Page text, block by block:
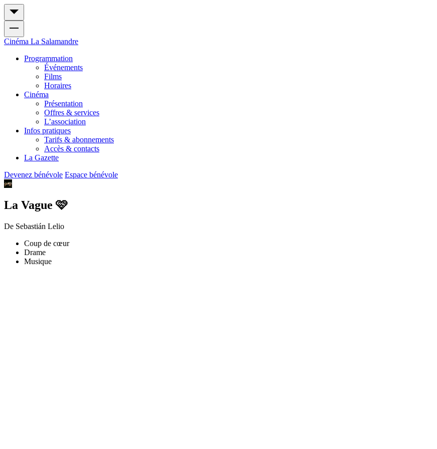
Cinéma La Salamandre
Programmation
Événements
Films
Horaires
Cinéma
Présentation
Offres & services
L’association
Infos pratiques
Tarifs & abonnements
Accès & contacts
La Gazette
Devenez bénévole Espace bénévole
La Vague 🩷
De Sebastián Lelio
Coup de cœur
Drame
Musique